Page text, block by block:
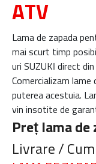
ATV
Lama de zapada
mai scurt timp
uri SUZUKI direct
Comercializam
puterea acestuia.
vin insotite de
Preț lama
Livrare /